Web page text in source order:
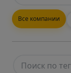
Все компании